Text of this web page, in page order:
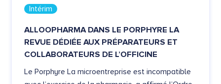
Intérim
ALLOOPHARMA DANS LE PORPHYRE LA
REVUE DÉDIÉE AUX PRÉPARATEURS ET
COLLABORATEURS DE L’OFFICINE
Le Porphyre La microentreprise est incompatible